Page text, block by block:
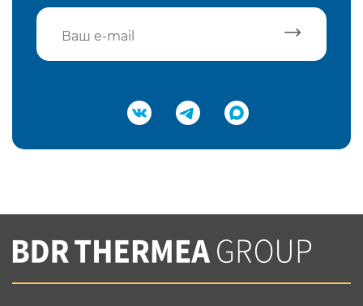
Подтвердить e-mail
Вы соглашаетесь с нашей политикой
конфеденциальности